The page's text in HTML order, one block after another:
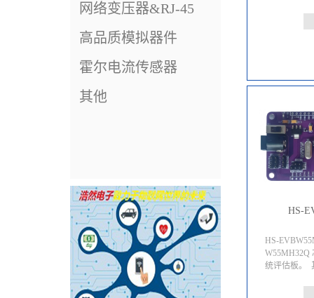
网络变压器&RJ-45
高品质模拟器件
霍尔电流传感器
其他
容
HS-
HS-
W55MH32Q
统评估板。